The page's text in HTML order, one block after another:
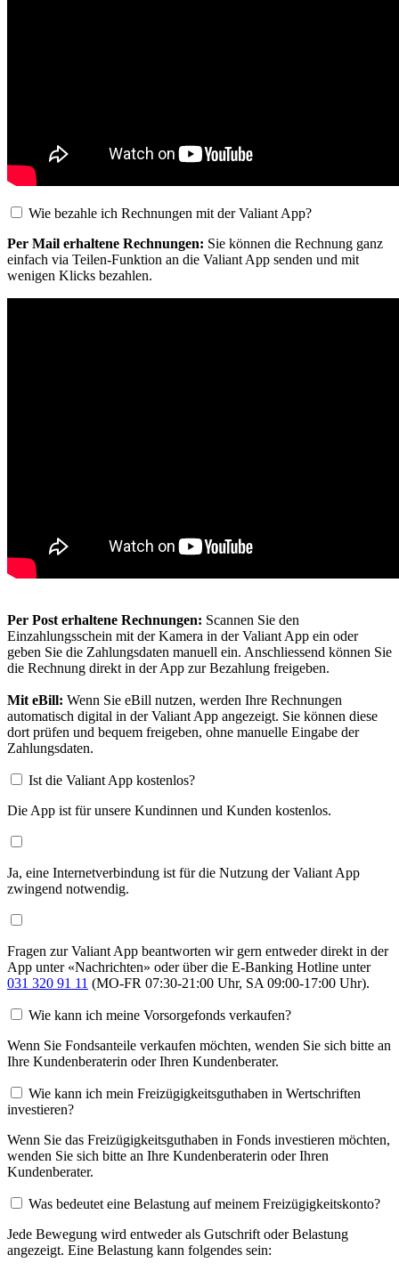
Wie bezahle ich Rechnungen mit der Valiant App?
Per Mail erhaltene Rechnungen: Sie können die Rechnung ganz
einfach via Teilen-Funktion an die Valiant App senden und mit
wenigen Klicks bezahlen.
Per Post erhaltene Rechnungen: Scannen Sie den
Einzahlungsschein mit der Kamera in der Valiant App ein oder
geben Sie die Zahlungsdaten manuell ein. Anschliessend können Sie
die Rechnung direkt in der App zur Bezahlung freigeben.
Mit eBill: Wenn Sie eBill nutzen, werden Ihre Rechnungen
automatisch digital in der Valiant App angezeigt. Sie können diese
dort prüfen und bequem freigeben, ohne manuelle Eingabe der
Zahlungsdaten.
Ist die Valiant App kostenlos?
Die App ist für unsere Kundinnen und Kunden kostenlos.
Ja, eine Internetverbindung ist für die Nutzung der Valiant App
zwingend notwendig.
Fragen zur Valiant App beantworten wir gern entweder direkt in der
App unter «Nachrichten» oder über die E-Banking Hotline unter
031 320 91 11 (MO-FR 07:30-21:00 Uhr, SA 09:00-17:00 Uhr).
Wie kann ich meine Vorsorgefonds verkaufen?
Wenn Sie Fondsanteile verkaufen möchten, wenden Sie sich bitte an
Ihre Kundenberaterin oder Ihren Kundenberater.
Wie kann ich mein Freizügigkeitsguthaben in Wertschriften
investieren?
Wenn Sie das Freizügigkeitsguthaben in Fonds investieren möchten,
wenden Sie sich bitte an Ihre Kundenberaterin oder Ihren
Kundenberater.
Was bedeutet eine Belastung auf meinem Freizügigkeitskonto?
Jede Bewegung wird entweder als Gutschrift oder Belastung
angezeigt. Eine Belastung kann folgendes sein: